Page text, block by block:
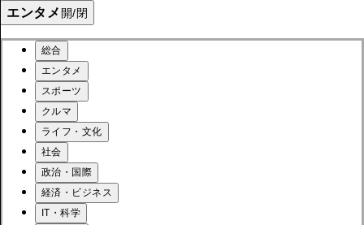
エンタメ 開/閉
総合
エンタメ
スポーツ
クルマ
ライフ・文化
社会
政治・国際
経済・ビジネス
IT・科学